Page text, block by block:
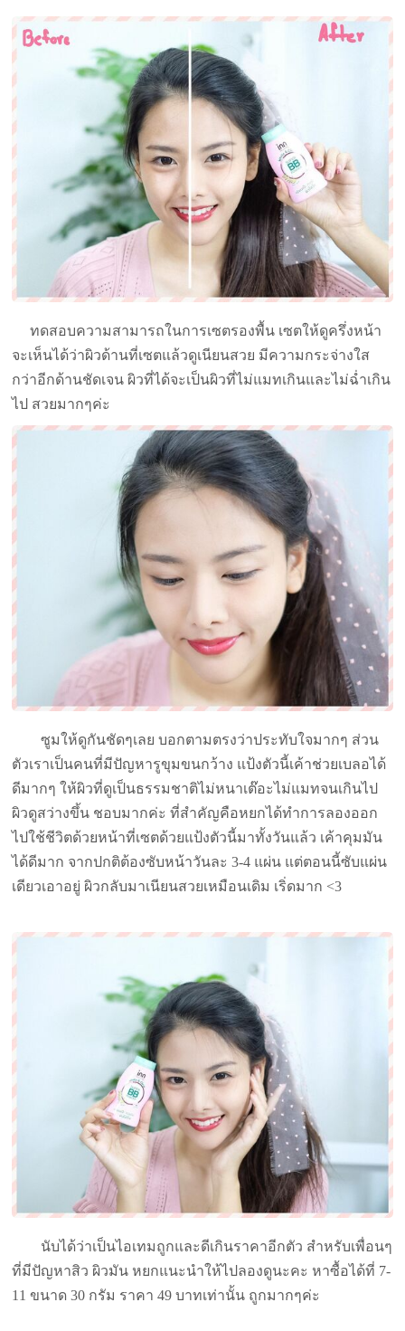
ทดสอบความสามารถในการเซตรองพื้น เซตให้ดูครึ่งหน้า
จะเห็นได้ว่าผิวด้านที่เซตแล้วดูเนียนสวย มีความกระจ่างใส
กว่าอีกด้านชัดเจน ผิวที่ได้จะเป็นผิวที่ไม่แมทเกินและไม่ฉ่ำเกิน
ไป สวยมากๆค่ะ
ซูมให้ดูกันชัดๆเลย บอกตามตรงว่าประทับใจมากๆ ส่วน
ตัวเราเป็นคนที่มีปัญหารูขุมขนกว้าง แป้งตัวนี้เค้าช่วยเบลอได้
ดีมากๆ ให้ผิวที่ดูเป็นธรรมชาติไม่หนาเต๊อะไม่แมทจนเกินไป
ผิวดูสว่างขึ้น ชอบมากค่ะ ที่สำคัญคือหยกได้ทำการลองออก
ไปใช้ชีวิตด้วยหน้าที่เซตด้วยแป้งตัวนี้มาทั้งวันแล้ว เค้าคุมมัน
ได้ดีมาก จากปกติต้องซับหน้าวันละ3-4 แผ่น แต่ตอนนี้ซับแผ่น
เดียวเอาอยู่ ผิวกลับมาเนียนสวยเหมือนเดิม เริ่ดมาก <3
นับได้ว่าเป็นไอเทมถูกและดีเกินราคาอีกตัว สำหรับเพื่อนๆ
ที่มีปัญหาสิว ผิวมัน หยกแนะนำให้ไปลองดูนะคะ หาซื้อได้ที่ 7-
11 ขนาด 30 กรัม ราคา 49 บาทเท่านั้น ถูกมากๆค่ะ